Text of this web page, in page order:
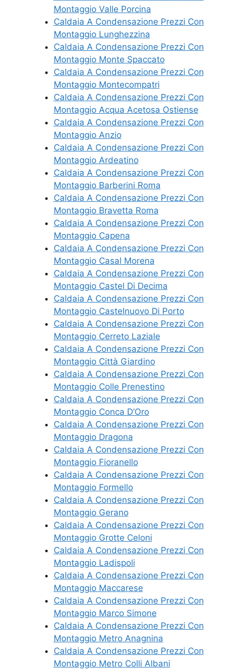
Montaggio Valle Porcina
Caldaia A Condensazione Prezzi Con
Montaggio Lunghezzina
Caldaia A Condensazione Prezzi Con
Montaggio Monte Spaccato
Caldaia A Condensazione Prezzi Con
Montaggio Montecompatri
Caldaia A Condensazione Prezzi Con
Montaggio Acqua Acetosa Ostiense
Caldaia A Condensazione Prezzi Con
Montaggio Anzio
Caldaia A Condensazione Prezzi Con
Montaggio Ardeatino
Caldaia A Condensazione Prezzi Con
Montaggio Barberini Roma
Caldaia A Condensazione Prezzi Con
Montaggio Bravetta Roma
Caldaia A Condensazione Prezzi Con
Montaggio Capena
Caldaia A Condensazione Prezzi Con
Montaggio Casal Morena
Caldaia A Condensazione Prezzi Con
Montaggio Castel Di Decima
Caldaia A Condensazione Prezzi Con
Montaggio Castelnuovo Di Porto
Caldaia A Condensazione Prezzi Con
Montaggio Cerreto Laziale
Caldaia A Condensazione Prezzi Con
Montaggio Città Giardino
Caldaia A Condensazione Prezzi Con
Montaggio Colle Prenestino
Caldaia A Condensazione Prezzi Con
Montaggio Conca D’Oro
Caldaia A Condensazione Prezzi Con
Montaggio Dragona
Caldaia A Condensazione Prezzi Con
Montaggio Fioranello
Caldaia A Condensazione Prezzi Con
Montaggio Formello
Caldaia A Condensazione Prezzi Con
Montaggio Gerano
Caldaia A Condensazione Prezzi Con
Montaggio Grotte Celoni
Caldaia A Condensazione Prezzi Con
Montaggio Ladispoli
Caldaia A Condensazione Prezzi Con
Montaggio Maccarese
Caldaia A Condensazione Prezzi Con
Montaggio Marco Simone
Caldaia A Condensazione Prezzi Con
Montaggio Metro Anagnina
Caldaia A Condensazione Prezzi Con
Montaggio Metro Colli Albani